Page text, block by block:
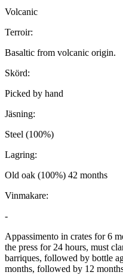
Volcanic
Terroir:
Basaltic from volcanic origin.
Skörd:
Picked by hand
Jäsning:
Steel (100%)
Lagring:
Old oak (100%) 42 months
Vinmakare:
-
Appassimento in crates for 6
the press for 24 hours, must
barriques, followed by bottle
months, followed by 12